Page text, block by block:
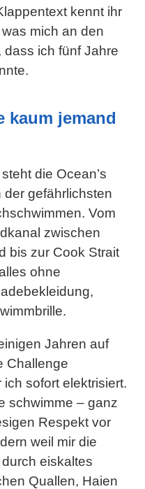
kennt ihr
mich an den
ich fünf Jahre
kaum jemand
die Ocean’s
der gefährlichsten
Vom
zwischen
bis zur Cook Strait
ohne
Jahren auf
Challenge
sofort elektrisiert.
schwimme – ganz
Respekt vor
weil mir die
eiskaltes
Quallen, Haien